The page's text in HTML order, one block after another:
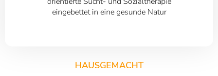
eingebettet in eine gesunde Natur
HAUSGEMACHT